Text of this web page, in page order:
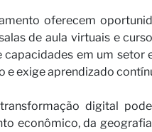
oferecem
de aula virtuais e
em um
exige aprendizado
digital
econômico, da